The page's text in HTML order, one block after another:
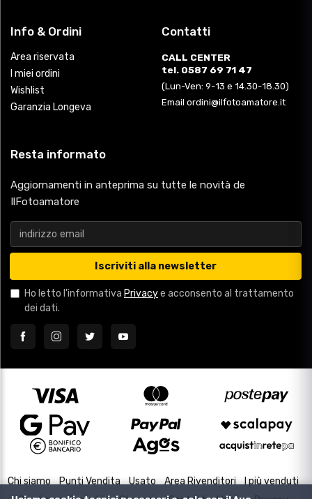
Info & Ordini
Area riservata
I miei ordini
Wishlist
Garanzia Longeva
Contatti
CALL CENTER
tel. 0587 69 71 47
(Lun-Ven: 9-13 e 14.30-18.30)
Email ordini@ilfotoamatore.it
Resta informato
Aggiornamenti in anteprima su tutte le novità de
IlFotoamatore
Iscriviti alla newsletter
Ho letto l'informativa Privacye acconsento al trattamento
dei dati.
Chi siamo Punti Vendita Usato Area Rivenditori
I più venduti